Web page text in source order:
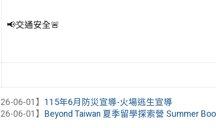
📢交通安全🚨
06-01】 115年6月防災宣導-火場逃生宣導
06-01】 Beyond Taiwan 夏季留學探索營 Summer